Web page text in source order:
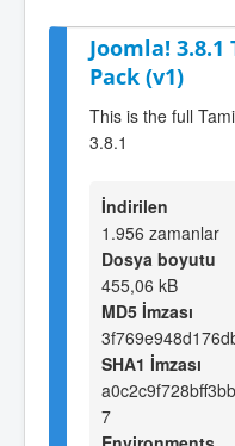
Joomla!
Pack (v1)
This is the full
3.8.1
İndirilen
1.956 zamanlar
Dosya boyutu
455,06 kB
MD5 İmzası
SHA1 İmzası
7